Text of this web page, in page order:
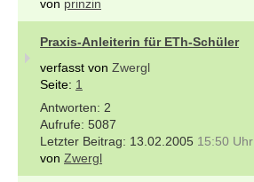
von prinzin
Praxis-Anleiterin für ETh-Schüler
verfasst von Zwergl
Seite: 1
2
5087
13.02.2005 15:50 Uhr
von Zwergl